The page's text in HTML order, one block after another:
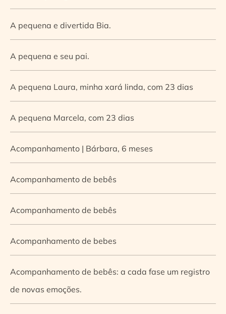
A pequena e divertida Bia.
A pequena e seu pai.
A pequena Laura, minha xará linda, com 23 dias
A pequena Marcela, com 23 dias
Acompanhamento | Bárbara, 6 meses
Acompanhamento de bebês
Acompanhamento de bebês
Acompanhamento de bebes
Acompanhamento de bebês: a cada fase um registro
de novas emoções.